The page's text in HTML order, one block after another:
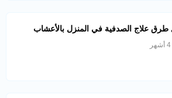
طرق علاج الصدفية في المنزل بالأعشاب